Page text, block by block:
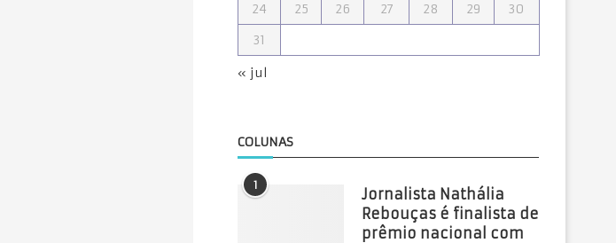
24
25 26 27 28 29
30
31
« jul
COLUNAS
1
Jornalista Nathália
Rebouças é finalista de
prêmio nacional com